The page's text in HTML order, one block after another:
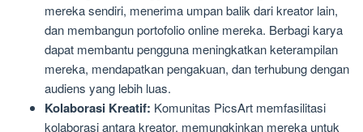
mereka sendiri, menerima umpan balik dari kreator lain,
dan membangun portofolio online mereka. Berbagi karya
dapat membantu pengguna meningkatkan keterampilan
mereka, mendapatkan pengakuan, dan terhubung dengan
audiens yang lebih luas.
Kolaborasi Kreatif: Komunitas PicsArt memfasilitasi
kolaborasi antara kreator, memungkinkan mereka untuk